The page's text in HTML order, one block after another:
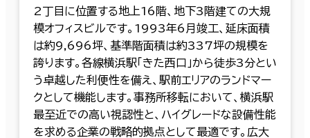
2丁目に位置する地上16階、地下3階建ての大規
模オフィスビルです。1993年6月竣工、延床面積
は約9,696坪、基準階面積は約337坪の規模を
誇ります。各線横浜駅「きた西口」から徒歩3分とい
う卓越した利便性を備え、駅前エリアのランドマー
クとして機能します。事務所移転において、横浜駅
最至近での高い視認性と、ハイグレードな設備性能
を求める企業の戦略的拠点として最適です。広大